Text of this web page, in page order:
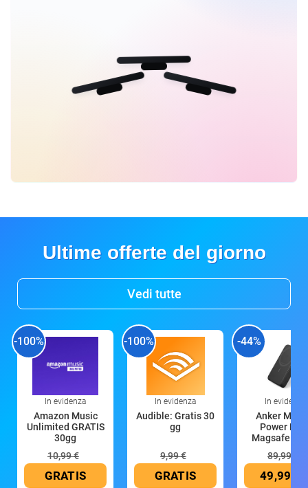
Ultime offerte del giorno
Vedi tutte
-100%
In evidenza
Amazon Music
Unlimited GRATIS
30gg
10,99 €
GRATIS
-100%
In evidenza
Audible: Gratis 30
gg
9,99 €
GRATIS
-44%
In evidenza
Anker
Power
Magsafe
89,99 €
49,99 €